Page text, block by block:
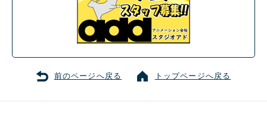
前のページへ戻る トップページへ戻る